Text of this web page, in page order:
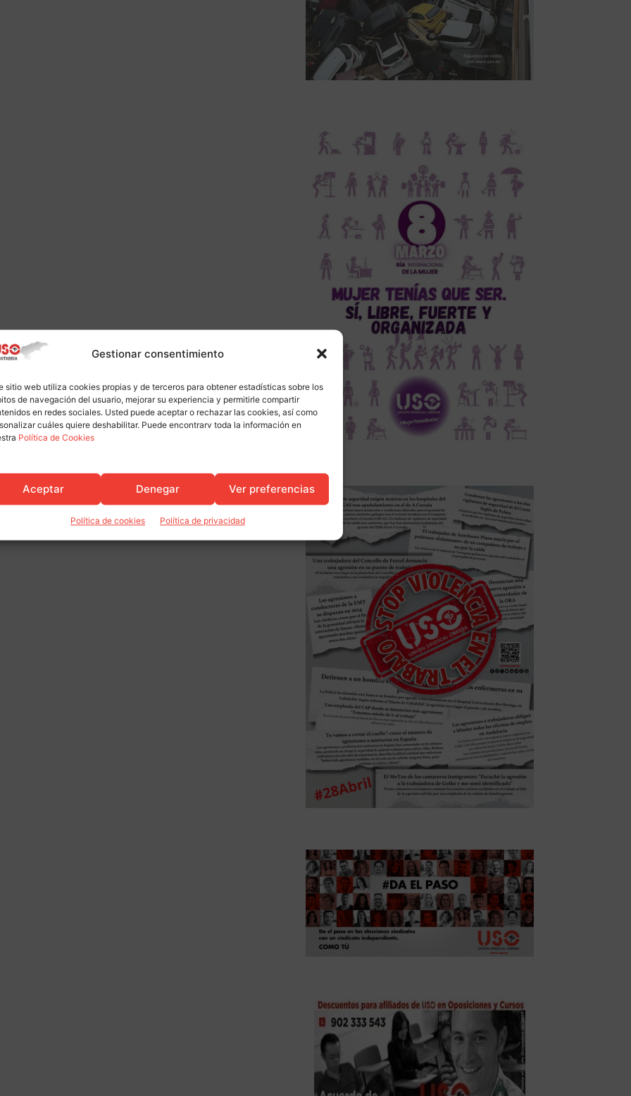
Gestionar consentimiento
sitio web utiliza cookies propias y de terceros para obtener estadísticas sobre los
de navegación del usuario, mejorar su experiencia y permitirle compartir
en redes sociales. Usted puede aceptar o rechazar las cookies, así como
cuáles quiere deshabilitar. Puede encontrarv toda la información en
Política de Cookies
Aceptar Denegar Ver preferencias
Política de cookies Política de privacidad